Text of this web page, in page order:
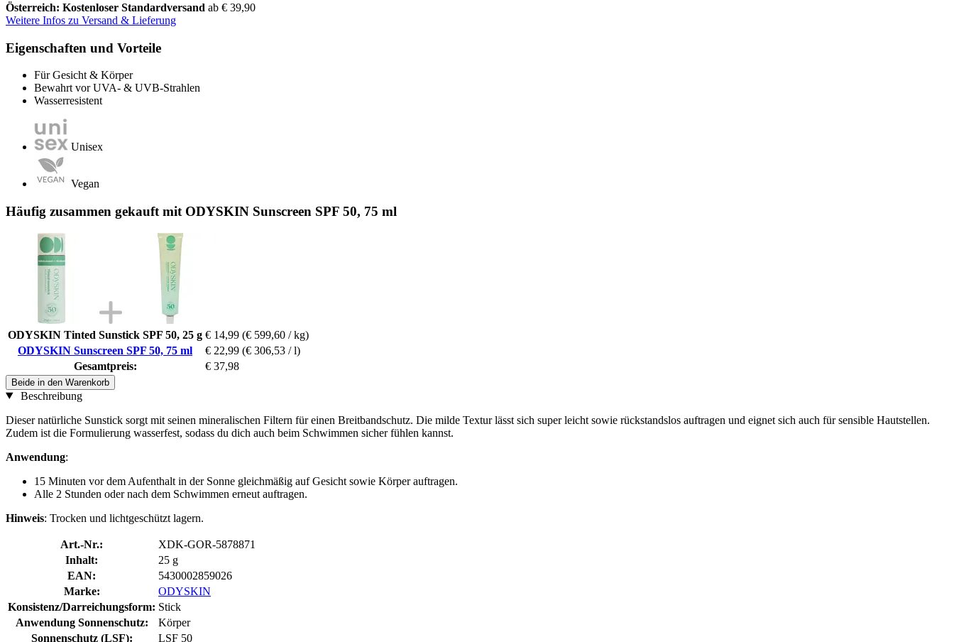
Österreich: Kostenloser Standardversand ab € 39,90
Weitere Infos zu Versand & Lieferung
Eigenschaften und Vorteile
Für Gesicht & Körper
Bewahrt vor UVA- & UVB-Strahlen
Wasserresistent
Unisex
Vegan
Häufig zusammen gekauft mit ODYSKIN Sunscreen SPF 50, 75 ml
ODYSKIN Tinted Sunstick SPF 50, 25 g € 14,99 (€ 599,60 / kg)
ODYSKIN Sunscreen SPF 50, 75 ml
€ 22,99 (€ 306,53 / l)
Gesamtpreis:
€ 37,98
Beide in den Warenkorb
Beschreibung
Dieser natürliche Sunstick sorgt mit seinen mineralischen Filtern für einen Breitbandschutz. Die milde Textur lässt sich super leicht sowie rückstandslos auftragen und eignet sich auch für sensible Hautstellen.
Zudem ist die Formulierung wasserfest, sodass du dich auch beim Schwimmen sicher fühlen kannst.
Anwendung:
15 Minuten vor dem Aufenthalt in der Sonne gleichmäßig auf Gesicht sowie Körper auftragen.
Alle 2 Stunden oder nach dem Schwimmen erneut auftragen.
Hinweis: Trocken und lichtgeschützt lagern.
Art.-Nr.:
XDK-GOR-5878871
Inhalt:
25 g
EAN:
5430002859026
Marke:
ODYSKIN
Konsistenz/Darreichungsform: Stick
Anwendung Sonnenschutz:
Körper
Sonnenschutz (LSF):
LSF 50